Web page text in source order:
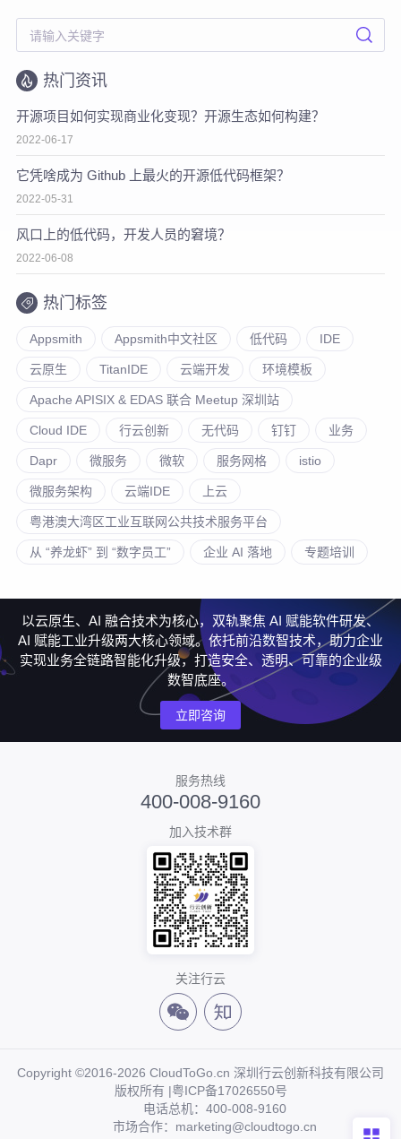
热门资讯
开源项目如何实现商业化变现？开源生态如何构建？
2022-06-17
它凭啥成为 Github 上最火的开源低代码框架？
2022-05-31
风口上的低代码，开发人员的窘境？
2022-06-08
热门标签
Appsmith Appsmith中文社区 低代码 IDE
云原生 TitanIDE 云端开发 环境模板
Apache APISIX & EDAS 联合 Meetup 深圳站
Cloud IDE 行云创新 无代码 钉钉 业务
Dapr 微服务 微软 服务网格 istio
微服务架构 云端IDE 上云
粤港澳大湾区工业互联网公共技术服务平台
从 “养龙虾” 到 “数字员工” 企业 AI 落地 专题培训
以云原生、AI 融合技术为核心，双轨聚焦 AI 赋能软件研发、
AI 赋能工业升级两大核心领域。依托前沿数智技术，助力企业
实现业务全链路智能化升级，打造安全、透明、可靠的企业级
数智底座。
立即咨询
服务热线
400-008-9160
加入技术群
关注行云
Copyright ©2016-2026 CloudToGo.cn 深圳行云创新科技有限公司
版权所有 |粤ICP备17026550号
电话总机：400-008-9160
市场合作：marketing@cloudtogo.cn